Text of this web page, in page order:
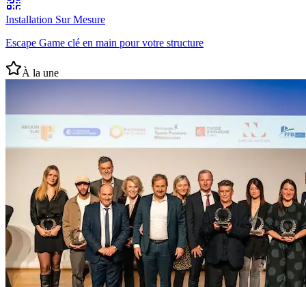
Installation Sur Mesure
Escape Game clé en main pour votre structure
À la une